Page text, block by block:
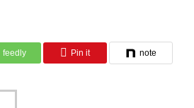
feedly Pin it note